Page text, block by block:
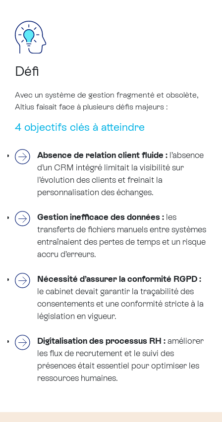
Défi
Avec un système de gestion fragmenté et obsolète,
Altius faisait face à plusieurs défis majeurs :
4 objectifs clés à atteindre
Absence de relation client fluide : l’absence
d’un CRM intégré limitait la visibilité sur
l’évolution des clients et freinait la
personnalisation des échanges.
Gestion inefficace des données : les
transferts de fichiers manuels entre systèmes
entraînaient des pertes de temps et un risque
accru d’erreurs.
Nécessité d’assurer la conformité RGPD :
le cabinet devait garantir la traçabilité des
consentements et une conformité stricte à la
législation en vigueur.
Digitalisation des processus RH : améliorer
les flux de recrutement et le suivi des
présences était essentiel pour optimiser les
ressources humaines.